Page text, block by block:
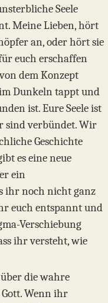
Seele
Meine Lieben, hört
an, oder hört sie
euch erschaffen
dem Konzept
Dunkeln tappt und
ist. Eure Seele ist
sind verbündet. Wir
Geschichte
es eine neue
ein
ihr noch nicht ganz
euch entspannt und
Verschiebung
ihr versteht, wie
die wahre
Wenn ihr